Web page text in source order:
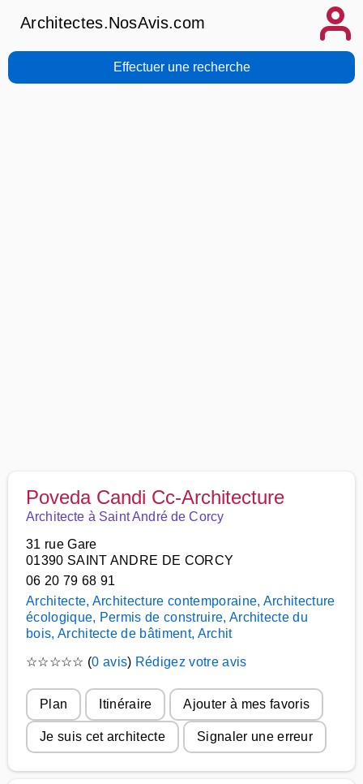
Architectes.NosAvis.com
Effectuer une recherche
Poveda Candi Cc-Architecture
Architecte à Saint André de Corcy
31 rue Gare
01390 SAINT ANDRE DE CORCY
06 20 79 68 91
Architecte, Architecture contemporaine, Architecture
écologique, Permis de construire, Architecte du
bois, Architecte de bâtiment, Archit
☆☆☆☆☆ (0 avis) Rédigez votre avis
Plan Itinéraire Ajouter à mes favoris
Je suis cet architecte Signaler une erreur